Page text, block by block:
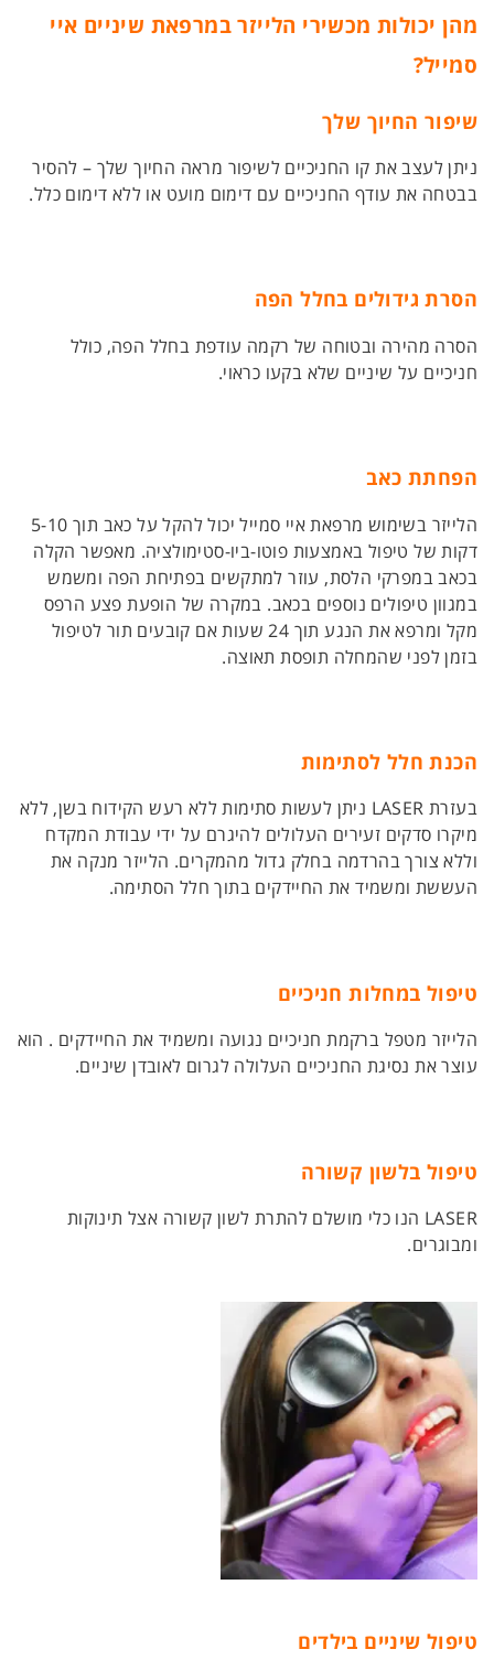
מהן יכולות מכשירי הלייזר במרפאת שיניים איי
סמייל?
שיפור החיוך שלך
ניתן לעצב את קו החניכיים לשיפור מראה החיוך שלך – להסיר
בבטחה את עודף החניכיים עם דימום מועט או ללא דימום כלל.
הסרת גידולים בחלל הפה
הסרה מהירה ובטוחה של רקמה עודפת בחלל הפה, כולל
חניכיים על שיניים שלא בקעו כראוי.
הפחתת כאב
הלייזר בשימוש מרפאת איי סמייל יכול להקל על כאב תוך 5-10
דקות של טיפול באמצעות פוטו-ביו-סטימולציה. מאפשר הקלה
בכאב במפרקי הלסת, עוזר למתקשים בפתיחת הפה ומשמש
במגוון טיפולים נוספים בכאב. במקרה של הופעת פצע הרפס
מקל ומרפא את הנגע תוך 24 שעות אם קובעים תור לטיפול
בזמן לפני שהמחלה תופסת תאוצה.
הכנת חלל לסתימות
בעזרת LASER ניתן לעשות סתימות ללא רעש הקידוח בשן, ללא
מיקרו סדקים זעירים העלולים להיגרם על ידי עבודת המקדח
וללא צורך בהרדמה בחלק גדול מהמקרים. הלייזר מנקה את
העששת ומשמיד את החיידקים בתוך חלל הסתימה.
טיפול במחלות חניכיים
הלייזר מטפל ברקמת חניכיים נגועה ומשמיד את החיידקים . הוא
עוצר את נסיגת החניכיים העלולה לגרום לאובדן שיניים.
טיפול בלשון קשורה
LASER הנו כלי מושלם להתרת לשון קשורה אצל תינוקות
ומבוגרים.
טיפול שיניים בילדים